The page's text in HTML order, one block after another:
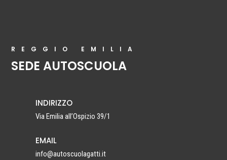
REGGIO EMILIA
SEDE AUTOSCUOLA
INDIRIZZO
Via Emilia all’Ospizio 39/1
EMAIL
info@autoscuolagatti.it